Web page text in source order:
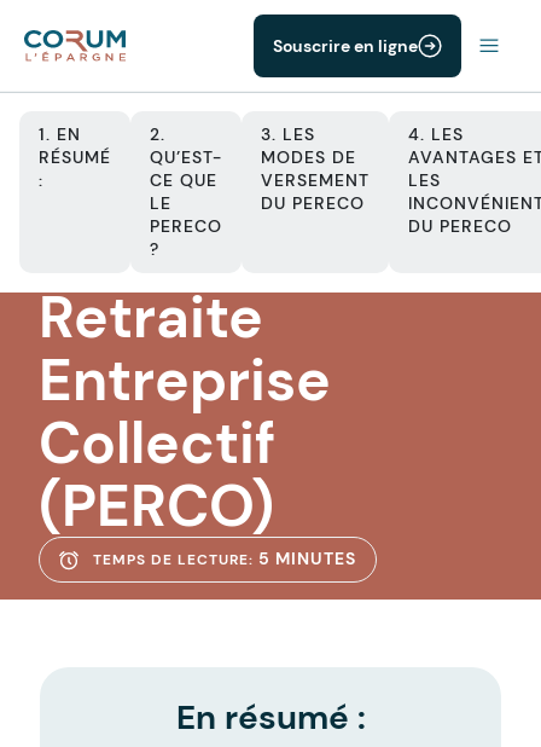
Souscrire en ligne
1. EN
RÉSUMÉ
:
2.
QU’EST-
CE QUE
LE
PERECO
?
3. LES
MODES DE
VERSEMENT
DU PERECO
4. LES
AVANTAGES
LES
DU PERECO
Plan d'Epargne
Retraite
Entreprise
Collectif
(PERCO)
TEMPS DE LECTURE: 5 MINUTES
En résumé :